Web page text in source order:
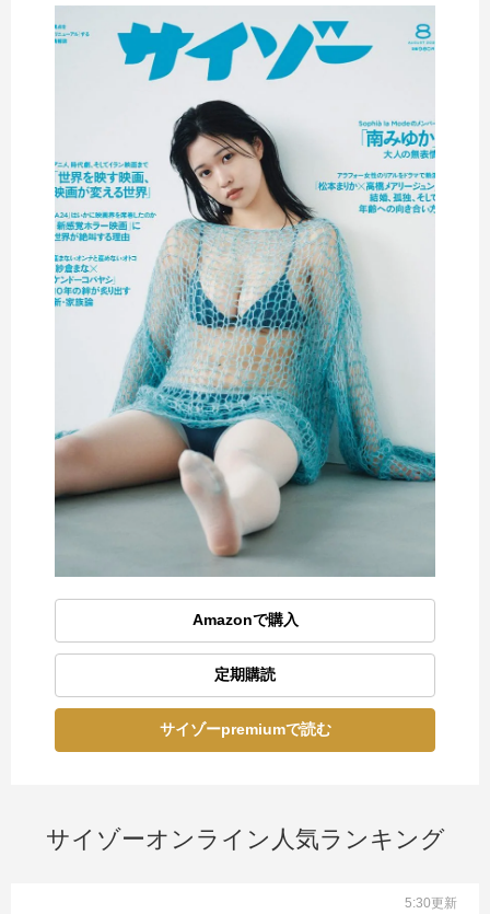
Amazonで購入
定期購読
サイゾーpremiumで読む
サイゾーオンライン人気ランキング
5:30更新